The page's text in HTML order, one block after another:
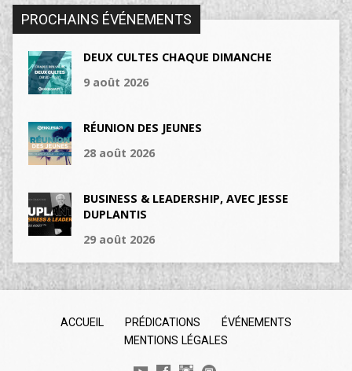
PROCHAINS ÉVÉNEMENTS
DEUX CULTES CHAQUE DIMANCHE
9 août 2026
RÉUNION DES JEUNES
28 août 2026
BUSINESS & LEADERSHIP, AVEC JESSE
DUPLANTIS
29 août 2026
ACCUEIL PRÉDICATIONS
ÉVÉNEMENTS
MENTIONS LÉGALES